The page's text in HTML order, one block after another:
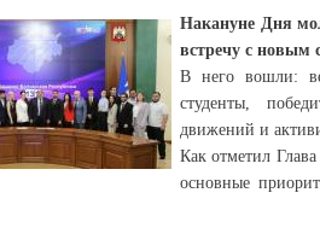
Накануне Дня
встречу с новым
В него вошли:
студенты,
движений и
Как отметил
основные